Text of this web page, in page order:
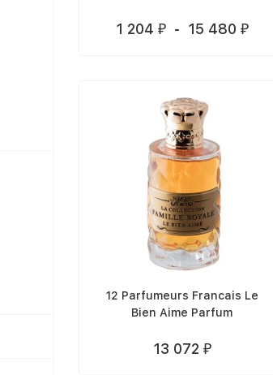
1 204 ₽ - 15 480 ₽
12 Parfumeurs Francais Le
Bien Aime Parfum
13 072 ₽